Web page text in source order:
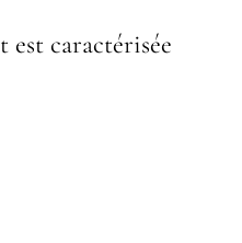
est caractérisée